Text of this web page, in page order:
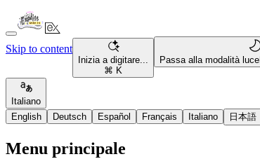
Skip to content
Inizia a digitare...
⌘ K
Passa alla modalità luce
Italiano
English
Deutsch Español Français Italiano 日本語
Menu principale